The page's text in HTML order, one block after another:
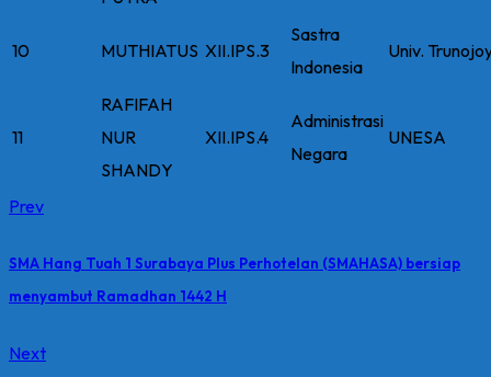
10 MUTHIATUS XII.IPS.3
Sastra
Indonesia
Univ.
11
RAFIFAH
NUR
SHANDY
XII.IPS.4
Administrasi
Negara
UNESA
Prev
SMA Hang Tuah 1 Surabaya Plus Perhotelan (SMAHASA) bersiap
menyambut Ramadhan 1442 H
Next